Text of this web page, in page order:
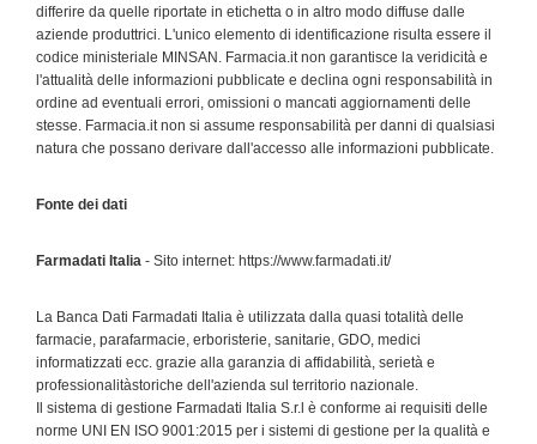
differire da quelle riportate in etichetta o in altro modo diffuse dalle
aziende produttrici. L'unico elemento di identificazione risulta essere il
codice ministeriale MINSAN. Farmacia.it non garantisce la veridicità e
l'attualità delle informazioni pubblicate e declina ogni responsabilità in
ordine ad eventuali errori, omissioni o mancati aggiornamenti delle
stesse. Farmacia.it non si assume responsabilità per danni di qualsiasi
natura che possano derivare dall'accesso alle informazioni pubblicate.
Fonte dei dati
Farmadati Italia - Sito internet: https://www.farmadati.it/
La Banca Dati Farmadati Italia è utilizzata dalla quasi totalità delle
farmacie, parafarmacie, erboristerie, sanitarie, GDO, medici
informatizzati ecc. grazie alla garanzia di affidabilità, serietà e
professionalitàstoriche dell'azienda sul territorio nazionale.
Il sistema di gestione Farmadati Italia S.r.l è conforme ai requisiti delle
norme UNI EN ISO 9001:2015 per i sistemi di gestione per la qualità e